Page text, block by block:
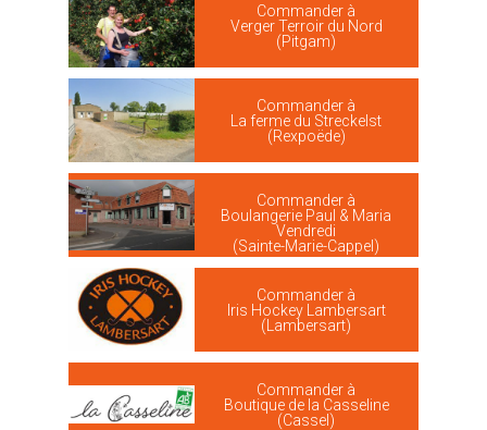
Commander à
Verger Terroir du Nord
(Pitgam)
Commander à
La ferme du Streckelst
(Rexpoëde)
Commander à
Boulangerie Paul & Maria
Vendredi
(Sainte-Marie-Cappel)
Commander à
Iris Hockey Lambersart
(Lambersart)
Commander à
Boutique de la Casseline
(Cassel)